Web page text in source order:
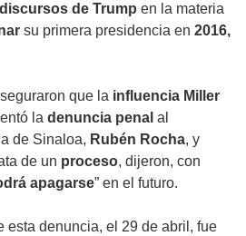
discursos de Trump en la materia
su primera presidencia en 2016,
que la influencia Miller
la denuncia penal al
de Sinaloa, Rubén Rocha, y
de un proceso, dijeron, con
apagarse” en el futuro.
esta denuncia, el 29 de abril, fue